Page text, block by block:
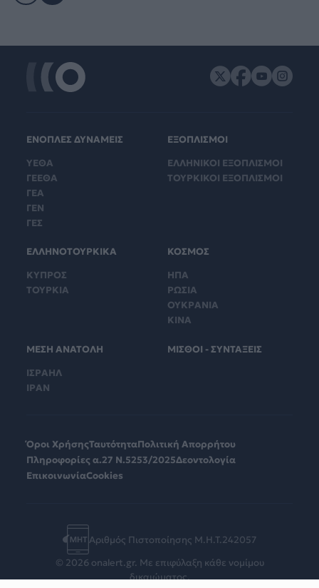
ΕΝΟΠΛΕΣ ΔΥΝΑΜΕΙΣ
ΥΕΘΑ
ΓΕΕΘΑ
ΓΕΑ
ΓΕΝ
ΓΕΣ
ΕΞΟΠΛΙΣΜΟΙ
ΕΛΛΗΝΙΚΟΙ ΕΞΟΠΛΙΣΜΟΙ
ΤΟΥΡΚΙΚΟΙ ΕΞΟΠΛΙΣΜΟΙ
ΕΛΛΗΝΟΤΟΥΡΚΙΚΑ
ΚΥΠΡΟΣ
ΤΟΥΡΚΙΑ
ΚΟΣΜΟΣ
ΗΠΑ
ΡΩΣΙΑ
ΟΥΚΡΑΝΙΑ
ΚΙΝΑ
ΜΕΣΗ ΑΝΑΤΟΛΗ
ΙΣΡΑΗΛ
ΙΡΑΝ
ΜΙΣΘΟΙ - ΣΥΝΤΑΞΕΙΣ
Όροι ΧρήσηςΤαυτότηταΠολιτική Απορρήτου
Πληροφορίες α.27 Ν.5253/2025Δεοντολογία
ΕπικοινωνίαCookies
Αριθμός Πιστοποίησης Μ.Η.Τ.242057
© 2026 onalert.gr. Με επιφύλαξη κάθε νομίμου
δικαιώματος.